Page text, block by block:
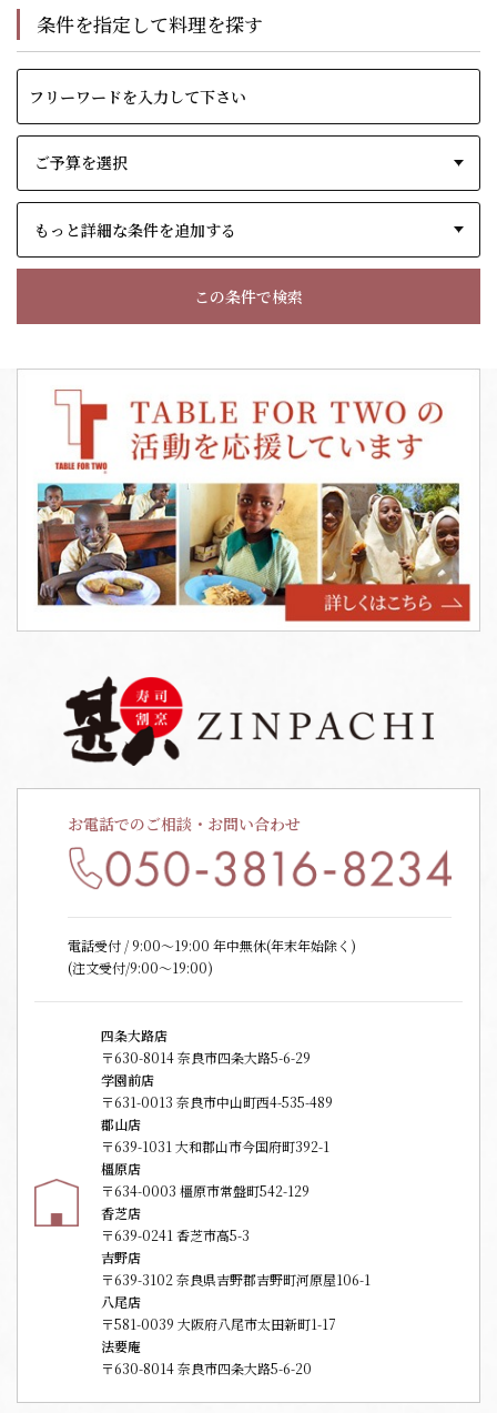
条件を指定して料理を探す
もっと詳細な条件を追加する
この条件で検索
お電話でのご相談・お問い合わせ
電話受付 / 9:00〜19:00 年中無休(年末年始除く)
(注文受付/9:00～19:00)
四条大路店
〒630-8014 奈良市四条大路5-6-29
学園前店
〒631-0013 奈良市中山町西4-535-489
郡山店
〒639-1031 大和郡山市今国府町392-1
橿原店
〒634-0003 橿原市常盤町542-129
香芝店
〒639-0241 香芝市高5-3
吉野店
〒639-3102 奈良県吉野郡吉野町河原屋106-1
八尾店
〒581-0039 大阪府八尾市太田新町1-17
法要庵
〒630-8014 奈良市四条大路5-6-20